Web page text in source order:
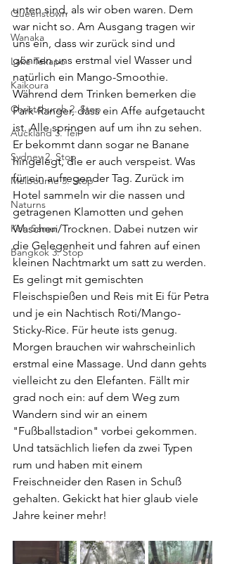
Queenstown
Wanaka
Lake Tekapo
Kaikoura
Christchurch 2. Stop
Auckland 3. Teil
Sydney 2. Stop
Melbourne 3. Stop
Naturns
Koh Samui
Bangkok 3. Stop
unten sind, als wir oben waren. Dem
war nicht so. Am Ausgang tragen wir
uns ein, dass wir zurück sind und
gönnen uns erstmal viel Wasser und
natürlich ein Mango-Smoothie.
Während dem Trinken bemerken die
Park-Ranger, dass ein Affe aufgetaucht
ist. Alle springen auf um ihn zu sehen.
Er bekommt dann sogar ne Banane
hingelegt, die er auch verspeist. Was
für ein aufregender Tag. Zurück im
Hotel sammeln wir die nassen und
getragenen Klamotten und gehen
Waschen/Trocknen. Dabei nutzen wir
die Gelegenheit und fahren auf einen
kleinen Nachtmarkt um satt zu werden.
Es gelingt mit gemischten
Fleischspießen und Reis mit Ei für Petra
und je ein Nachtisch Roti/Mango-
Sticky-Rice. Für heute ists genug.
Morgen brauchen wir wahrscheinlich
erstmal eine Massage. Und dann gehts
vielleicht zu den Elefanten. Fällt mir
grad noch ein: auf dem Weg zum
Wandern sind wir an einem
"Fußballstadion" vorbei gekommen.
Und tatsächlich liefen da zwei Typen
rum und haben mit einem
Freischneider den Rasen in Schuß
gehalten. Gekickt hat hier glaub viele
Jahre keiner mehr!